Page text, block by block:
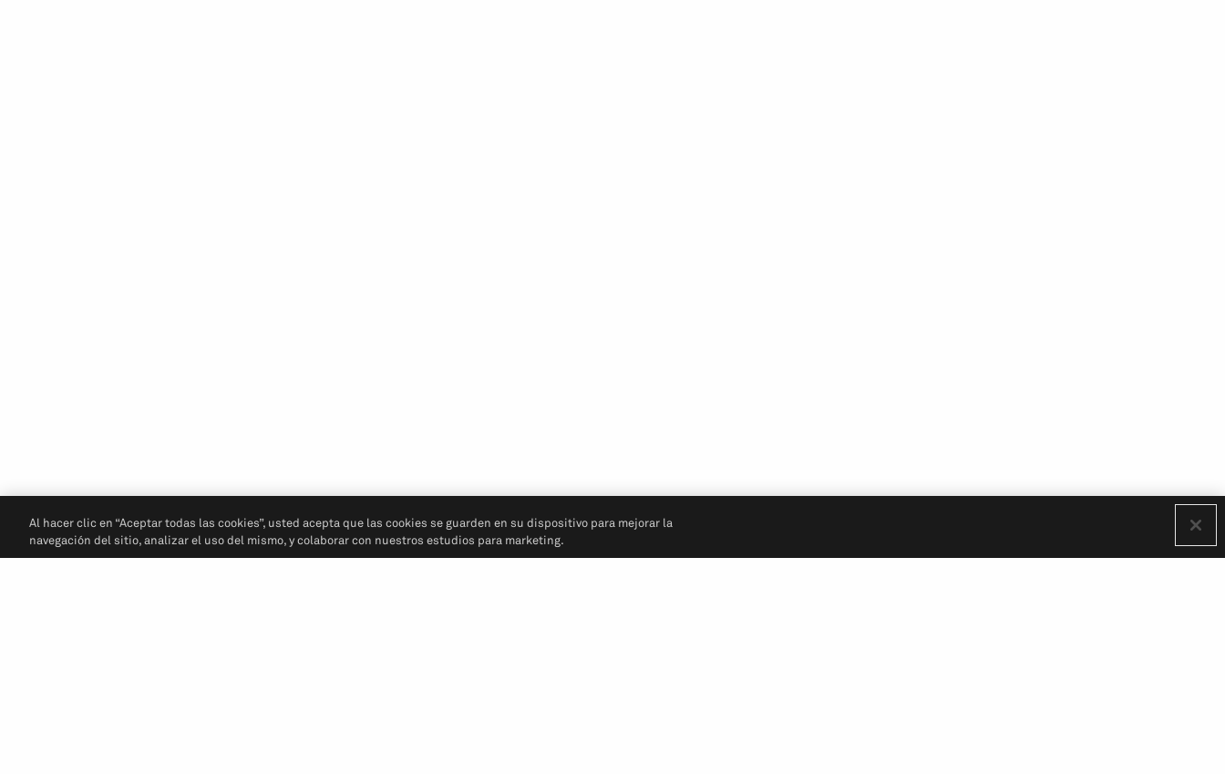
Al hacer clic en “Aceptar todas las cookies”, usted acepta que las cookies se guarden en su dispositivo para mejorar la
navegación del sitio, analizar el uso del mismo, y colaborar con nuestros estudios para marketing.